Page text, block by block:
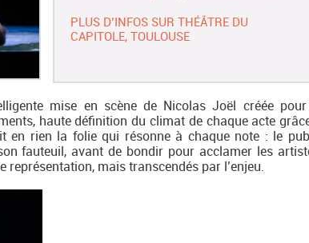
PLUS D’INFOS SUR THÉÂTRE DU
CAPITOLE, TOULOUSE
mise en scène de Nicolas Joël créée
haute définition du climat de chaque acte
en rien la folie qui résonne à chaque note : le
fauteuil, avant de bondir pour acclamer les
mais transcendés par l’enjeu.